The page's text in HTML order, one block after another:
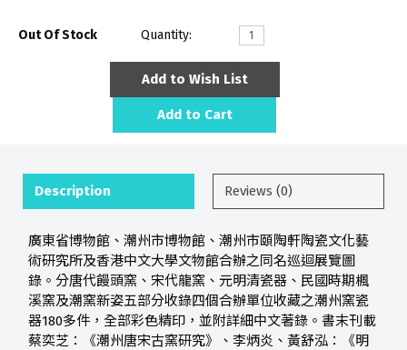
Out Of Stock Quantity:
Add to Wish List
Add to Cart
Description Reviews (0)
廣東省博物館、潮州市博物館、潮州市頤陶軒陶瓷文化藝
術研究所及香港中文大學文物館合辦之同名巡迴展覽圖
錄。分唐代饅頭窯、宋代龍窯、元明清瓷器、民國時期楓
溪窯及潮窯新姿五部分收錄四個合辦單位收藏之潮州窯瓷
器180多件，全部彩色精印，並附詳細中文著錄。書末刊載
蔡奕芝：《潮州唐宋古窯研究》、李炳炎、黃舒泓：《明